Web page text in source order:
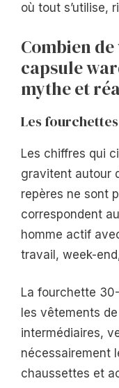
où tout s’utilise,
Combien
capsule
mythe et
Les
Les chiffres qui
gravitent autour
repères ne sont
correspondent
homme actif
travail, week-
La fourchette
les vêtements
intermédiaires,
nécessairement
chaussettes et